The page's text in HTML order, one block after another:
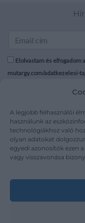
A legjobb felhasználói
használunk az
technológiákhoz való
olyan adatokat
egyedi azonosítók ezen
vagy visszavonása
Elolvastam és elfogadom
mutargy.com/adatkezelesi-
Médiaajánlat
Karrier
Kapcsolat